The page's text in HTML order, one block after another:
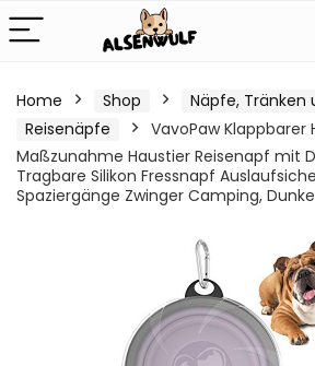
Home Shop
Näpfe, Tränken
Reisenäpfe
VavoPaw Klappbarer
Maßzunahme Haustier Reisenapf mit
Tragbare Silikon Fressnapf
Spaziergänge Zwinger Camping,